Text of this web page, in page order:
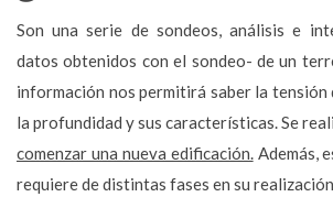
Son una serie de sondeos, análisis e
datos obtenidos con el sondeo- de un
información nos permitirá saber la tensión
la profundidad y sus características. Se
comenzar una nueva edificación.Además,
requiere de distintas fases en su